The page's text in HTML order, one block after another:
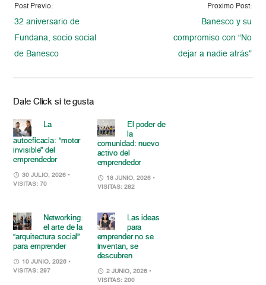
Post Previo:
32 aniversario de
Fundana, socio social
de Banesco
Proximo Post:
Banesco y su
compromiso con “No
dejar a nadie atrás”
Dale Click si te gusta
La
autoeficacia: “motor
invisible” del
emprendedor
30 JULIO, 2026 •
VISITAS: 70
El poder de
la
comunidad: nuevo
activo del
emprendedor
18 JUNIO, 2026 •
VISITAS: 282
Networking:
el arte de la
“arquitectura social”
para emprender
10 JUNIO, 2026 •
VISITAS: 297
Las ideas
para
emprender no se
inventan, se
descubren
2 JUNIO, 2026 •
VISITAS: 200